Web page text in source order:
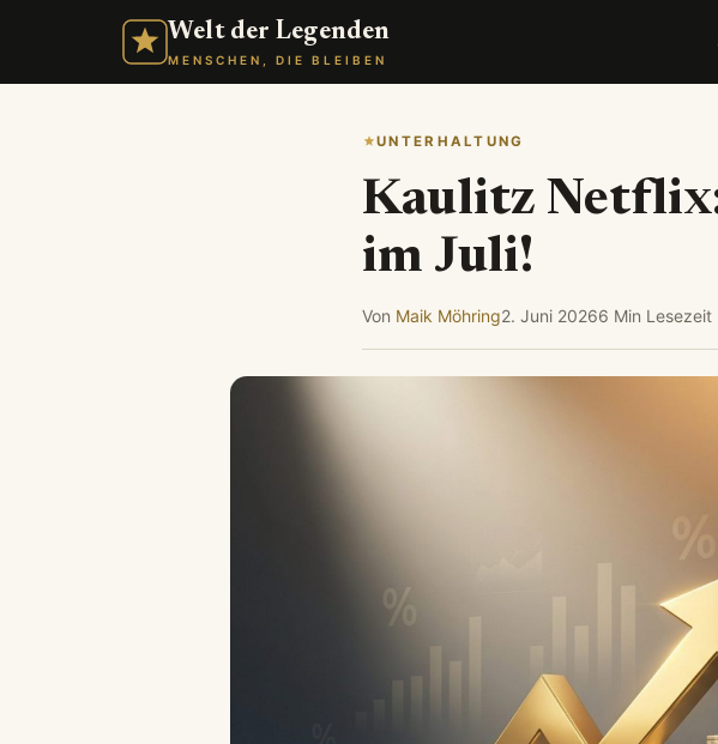
Welt der Legenden
MENSCHEN, DIE BLEIBEN
UNTERHALTUNG
Kaulitz
im Juli!
Von Maik Möhring2. Juni 20266 Min Lesezeit